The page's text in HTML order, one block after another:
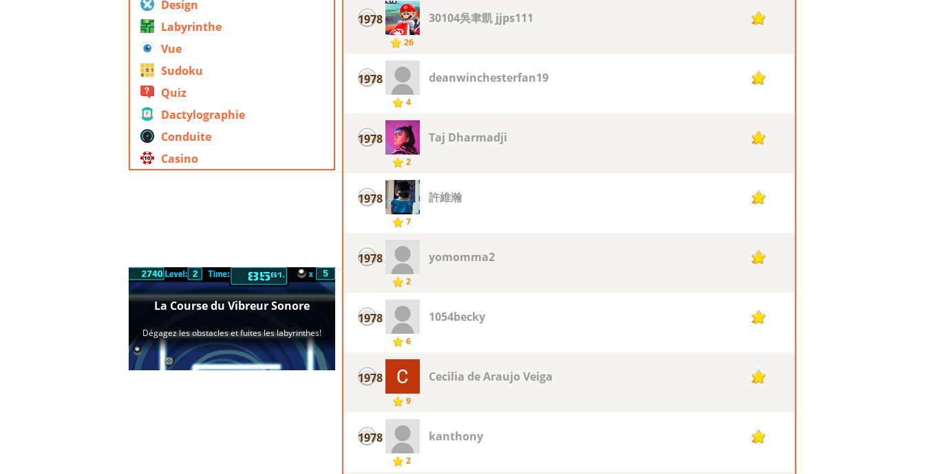
Design
Labyrinthe
Vue
Sudoku
Quiz
Dactylographie
Conduite
Casino
1978
26
30104吳聿凱 jjps111 2
1978
4
deanwinchesterfan19 2
1978
2
Taj Dharmadji 2
1978
7
許維瀚 2
1978
2
yomomma2 2
1978
6
1054becky 2
1978
9
Cecilia de Araujo Veiga 2
1978
2
kanthony 2